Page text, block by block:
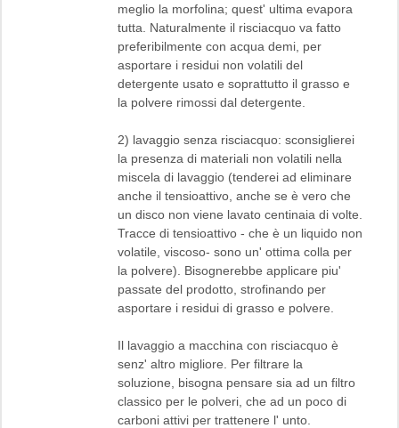
meglio la morfolina; quest' ultima evapora
tutta. Naturalmente il risciacquo va fatto
preferibilmente con acqua demi, per
asportare i residui non volatili del
detergente usato e soprattutto il grasso e
la polvere rimossi dal detergente.
2) lavaggio senza risciacquo: sconsiglierei
la presenza di materiali non volatili nella
miscela di lavaggio (tenderei ad eliminare
anche il tensioattivo, anche se è vero che
un disco non viene lavato centinaia di volte.
Tracce di tensioattivo - che è un liquido non
volatile, viscoso- sono un' ottima colla per
la polvere). Bisognerebbe applicare piu'
passate del prodotto, strofinando per
asportare i residui di grasso e polvere.
Il lavaggio a macchina con risciacquo è
senz' altro migliore. Per filtrare la
soluzione, bisogna pensare sia ad un filtro
classico per le polveri, che ad un poco di
carboni attivi per trattenere l' unto.